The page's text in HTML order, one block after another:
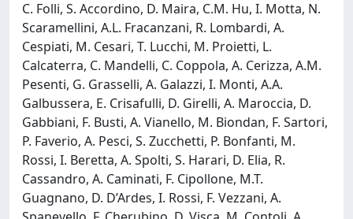
C. Folli, S. Accordino, D. Maira, C.M. Hu, I. Motta, N.
Scaramellini, A.L. Fracanzani, R. Lombardi, A.
Cespiati, M. Cesari, T. Lucchi, M. Proietti, L.
Calcaterra, C. Mandelli, C. Coppola, A. Cerizza, A.M.
Pesenti, G. Grasselli, A. Galazzi, I. Monti, A.A.
Galbussera, E. Crisafulli, D. Girelli, A. Maroccia, D.
Gabbiani, F. Busti, A. Vianello, M. Biondan, F. Sartori,
P. Faverio, A. Pesci, S. Zucchetti, P. Bonfanti, M.
Rossi, I. Beretta, A. Spolti, S. Harari, D. Elia, R.
Cassandro, A. Caminati, F. Cipollone, M.T.
Guagnano, D. D’Ardes, I. Rossi, F. Vezzani, A.